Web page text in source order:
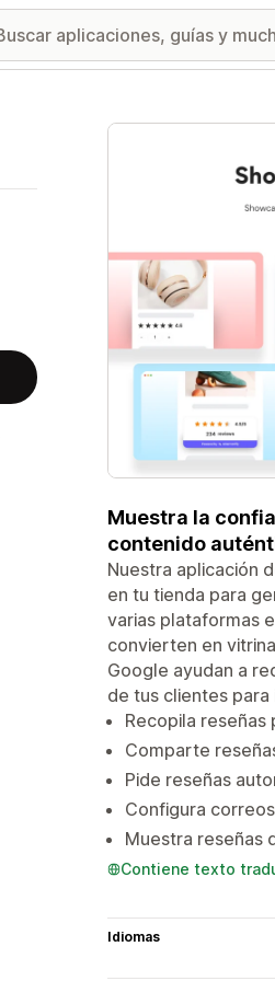
Galería de imágenes
Muestra la
contenido
Nuestra aplicación
en tu tienda para
varias plataformas
convierten en
Google ayudan a
de tus clientes
Recopila
Comparte
Pide reseñas
Configura
Muestra reseñas
Contiene texto
Idiomas